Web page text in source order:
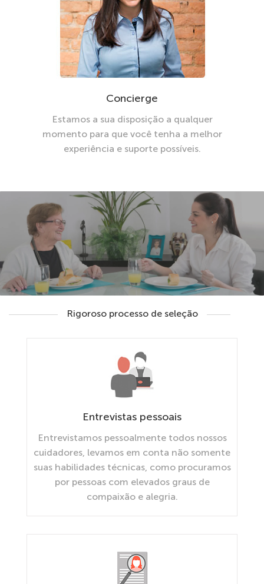
Concierge
Estamos a sua disposição a qualquer
momento para que você tenha a melhor
experiência e suporte possíveis.
Rigoroso processo de seleção
Entrevistas pessoais
Entrevistamos pessoalmente todos nossos
cuidadores, levamos em conta não somente
suas habilidades técnicas, como procuramos
por pessoas com elevados graus de
compaixão e alegria.